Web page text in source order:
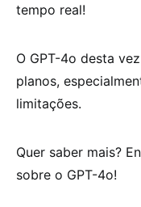
tempo real!
O GPT-4o desta
planos,
limitações.
Quer saber mais?
sobre o GPT-4o!